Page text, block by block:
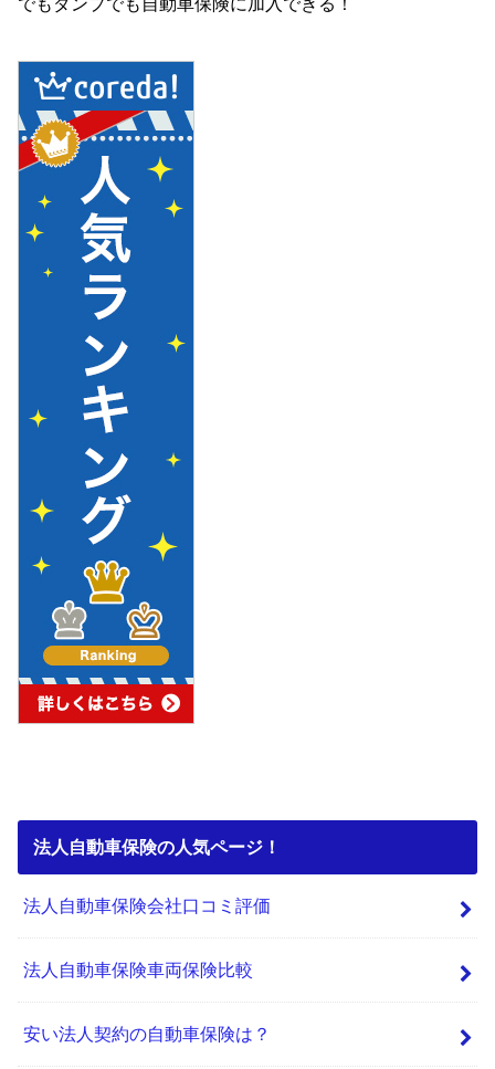
法人自動車保険の人気ページ！
法人自動車保険会社口コミ評価
法人自動車保険車両保険比較
安い法人契約の自動車保険は？